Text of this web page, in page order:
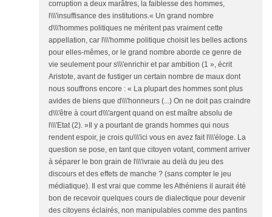
corruption a deux marâtres, la faiblesse des hommes,
l\\\'insuffisance des institutions.« Un grand nombre
d\\\'hommes politiques ne méritent pas vraiment cette
appellation, car l\\\'homme politique choisit les belles actions
pour elles-mêmes, or le grand nombre aborde ce genre de
vie seulement pour s\\\'enrichir et par ambition (1 », écrit
Aristote, avant de fustiger un certain nombre de maux dont
nous souffrons encore : « La plupart des hommes sont plus
avides de biens que d\\\'honneurs (...) On ne doit pas craindre
d\\\'être à court d\\\'argent quand on est maître absolu de
l\\\'Etat (2). »Il y a pourtant de grands hommes qui nous
rendent espoir, je crois qu\\\'ici vous en avez fait l\\\'éloge. La
question se pose, en tant que citoyen votant, comment arriver
à séparer le bon grain de l\\\'ivraie au delà du jeu des
discours et des effets de manche ? (sans compter le jeu
médiatique). Il est vrai que comme les Athéniens il aurait été
bon de recevoir quelques cours de dialectique pour devenir
des citoyens éclairés, non manipulables comme des pantins